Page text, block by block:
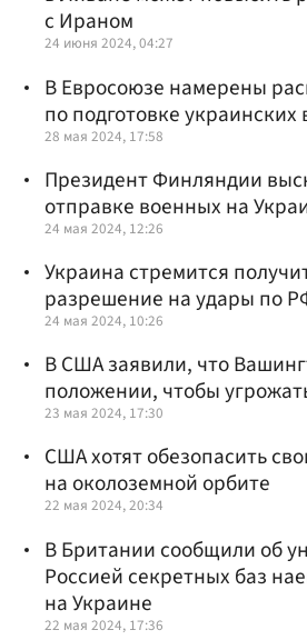
с Ираном
24 июня 2024, 04:27
В Евросоюзе намерены
по подготовке украинских
28 мая 2024, 17:58
Президент Финляндии
отправке военных на
24 мая 2024, 12:26
Украина стремится
разрешение на удары по
24 мая 2024, 10:26
В США заявили, что
положении, чтобы
23 мая 2024, 17:30
США хотят обезопасить
на околоземной орбите
22 мая 2024, 20:34
В Британии сообщили об
Россией секретных баз
на Украине
22 мая 2024, 17:36